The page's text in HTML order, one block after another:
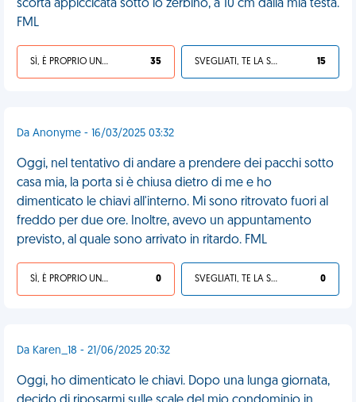
scorta appiccicata sotto lo zerbino, a 10 cm dalla mia testa.
FML
SÌ, È PROPRIO UNA VDM! 35 SVEGLIATI, TE LA SEI CERCATA! 15
Da Anonyme - 16/03/2025 03:32
Oggi, nel tentativo di andare a prendere dei pacchi sotto
casa mia, la porta si è chiusa dietro di me e ho
dimenticato le chiavi all'interno. Mi sono ritrovato fuori al
freddo per due ore. Inoltre, avevo un appuntamento
previsto, al quale sono arrivato in ritardo. FML
SÌ, È PROPRIO UNA VDM! 0 SVEGLIATI, TE LA SEI CERCATA! 0
Da Karen_18 - 21/06/2025 20:32
Oggi, ho dimenticato le chiavi. Dopo una lunga giornata,